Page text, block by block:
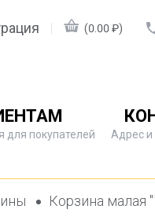
(0.00 ₽)
покупателей Адрес и
Корзина малая